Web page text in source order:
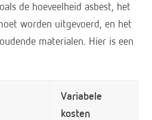
de hoeveelheid asbest, het
worden uitgevoerd, en het
materialen. Hier is een
Variabele
kosten